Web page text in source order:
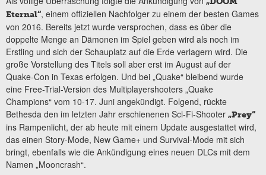
Eternal“, einem offiziellen Nachfolger zu einem der besten Games
von 2016. Bereits jetzt wurde versprochen, dass es über die
doppelte Menge an Dämonen im Spiel geben wird als noch im
Erstling und sich der Schauplatz auf die Erde verlagern wird. Die
große Vorstellung des Titels soll aber erst im August auf der
Quake-Con in Texas erfolgen. Und bei „Quake“ bleibend wurde
eine Free-Trial-Version des Multiplayershooters „Quake
Champions“ vom 10-17. Juni angekündigt. Folgend, rückte
Bethesda den im letzten Jahr erschienenen Sci-Fi-Shooter „Prey“
ins Rampenlicht, der ab heute mit einem Update ausgestattet wird,
das einen Story-Mode, New Game+ und Survival-Mode mit sich
bringt, ebenfalls wie die Ankündigung eines neuen DLCs mit dem
Namen „Mooncrash“.